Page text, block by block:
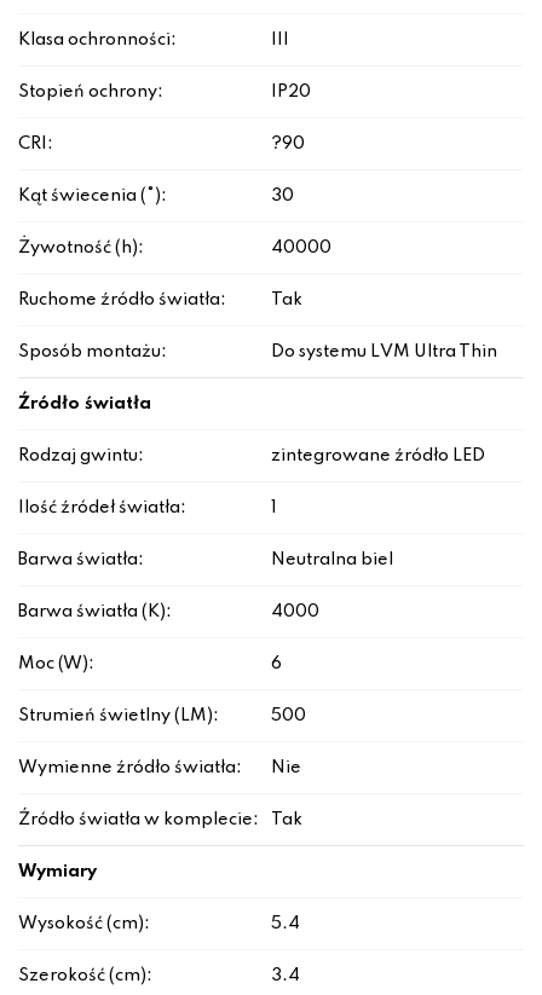
Klasa ochronności:
Stopień ochrony: IP20
CRI: ?90
Kąt świecenia (°): 30
Żywotność (h): 40000
Ruchome źródło światła: Tak
Sposób montażu: Do systemu LVM Ultra Thin
Źródło światła
Rodzaj gwintu: zintegrowane źródło LED
Ilość źródeł światła:
Barwa światła: Neutralna biel
Barwa światła (K): 4000
Moc (W): 6
Strumień świetlny (LM): 500
Wymienne źródło światła: Nie
Źródło światła w komplecie: Tak
Wymiary
Wysokość (cm): 5.4
Szerokość (cm): 3.4